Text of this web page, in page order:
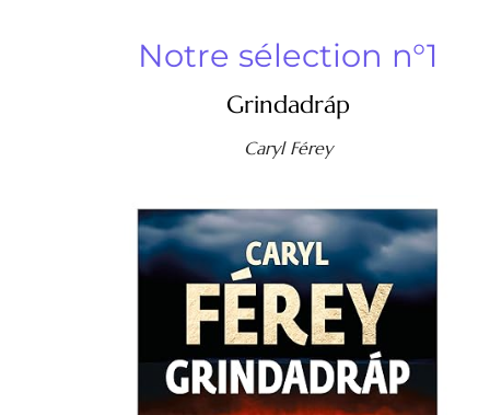
Notre sélection n°1
Grindadráp
Caryl Férey